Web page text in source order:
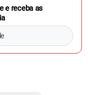
e receba as